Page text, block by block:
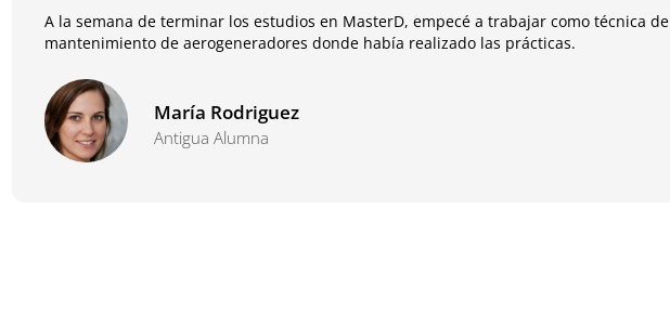
A la semana de terminar los estudios en MasterD, empecé a trabajar como técnica de
mantenimiento de aerogeneradores donde había realizado las prácticas.
María Rodriguez
Antigua Alumna